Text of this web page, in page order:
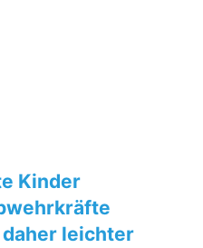
Kinder
leichter